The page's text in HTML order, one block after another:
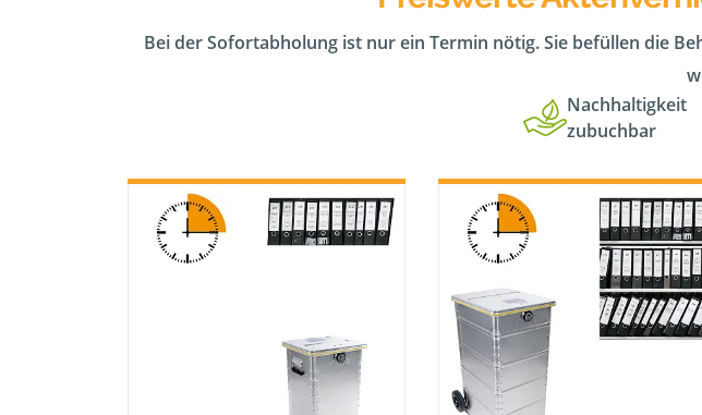
Bei der Sofortabholung ist nur ein Termin nötig. Sie befüllen die
Nachhaltigkeit
zubuchbar